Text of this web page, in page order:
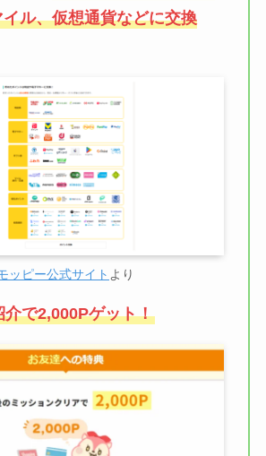
ル、仮想通貨などに交換
ッピー公式サイト より
介で2,000Pゲット！